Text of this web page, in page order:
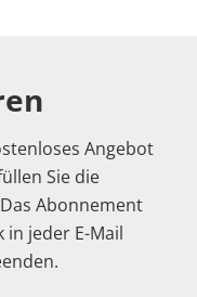
Angebot
Sie die
Abonnement
in jeder E-Mail